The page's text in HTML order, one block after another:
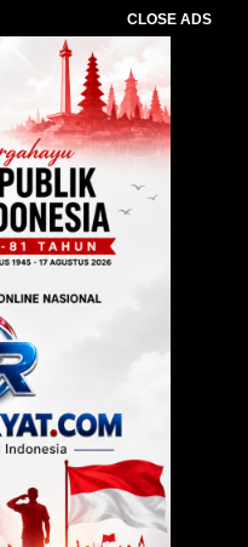
CLOSE ADS